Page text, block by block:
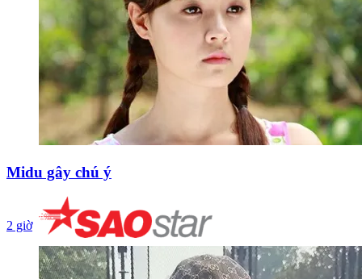
Midu gây chú ý
2 giờ